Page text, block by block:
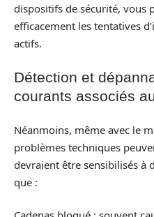
dispositifs de sécurité, vous
efficacement les tentatives
actifs.
Détection et
courants associés
Néanmoins, même avec le
problèmes techniques
devraient être sensibilisés à
que :